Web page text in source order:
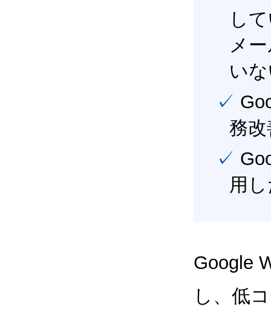
し
メ
い
✓ Google Workspace（旧G Suite） を活用し、業
務
✓ Google Workspace（旧G Suite） を最大限に活
用
Google
し、低